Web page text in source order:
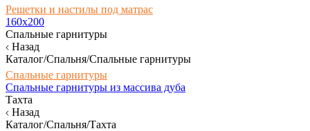
Решетки и настилы под матрас
160х200
Спальные гарнитуры
Назад
Каталог/Спальня/Спальные гарнитуры
Спальные гарнитуры
Спальные гарнитуры из массива дуба
Тахта
Назад
Каталог/Спальня/Тахта